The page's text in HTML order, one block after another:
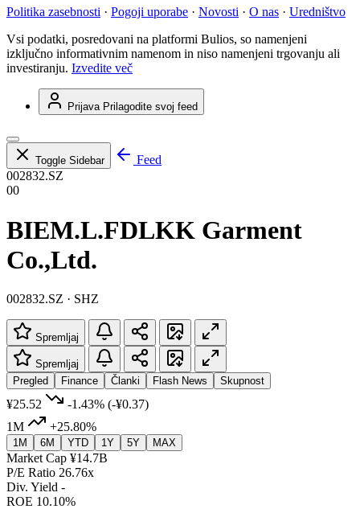
Politika zasebnosti · Pogoji uporabe · Novosti · O nas · Uredništvo
Vsi podatki, posredovani na platformi Bulios, so namenjeni
izključno informativnim namenom in niso namenjeni trgovanju ali
investiranju. Izvedite več
Prijava Prilagodite svoj feed
Toggle Sidebar
Feed
002832.SZ
00
BIEM.L.FDLKK Garment
Co.,Ltd.
002832.SZ · SHZ
Spremljaj
Spremljaj
Pregled
Finance Članki Flash News Skupnost
¥25.52 -1.43% (-¥0.37)
1M
+25.80%
1M 6M YTD 1Y 5Y MAX
Market Cap ¥14.7B
P/E Ratio 26.76x
Div. Yield -
ROE 10.10%